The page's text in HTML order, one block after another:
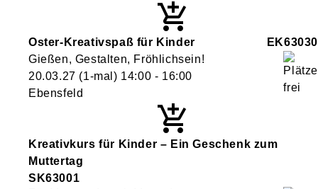
Oster-Kreativspaß für Kinder
EK63030
Gießen, Gestalten, Fröhlichsein!
20.03.27 (1-mal) 14:00 - 16:00
Ebensfeld
Kreativkurs für Kinder – Ein Geschenk zum
Muttertag
SK63001